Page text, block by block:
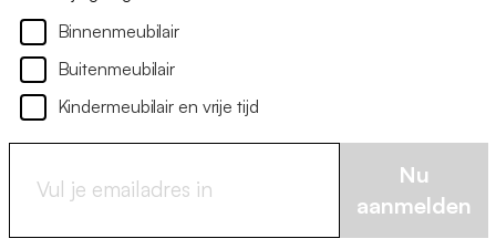
Binnenmeubilair
Buitenmeubilair
Kindermeubilair en vrije tijd
Nu
aanmelden